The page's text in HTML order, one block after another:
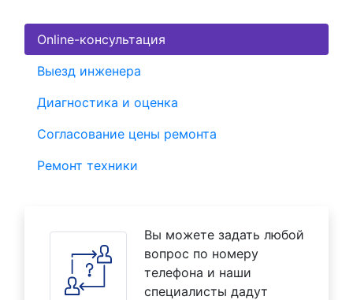
Online-консультация
Выезд инженера
Диагностика и оценка
Согласование цены ремонта
Ремонт техники
Вы можете задать любой
вопрос по номеру
телефона и наши
специалисты дадут